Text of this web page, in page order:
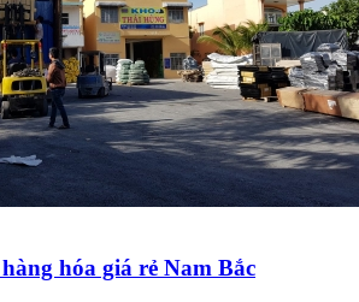
hóa giá rẻ Nam Bắc